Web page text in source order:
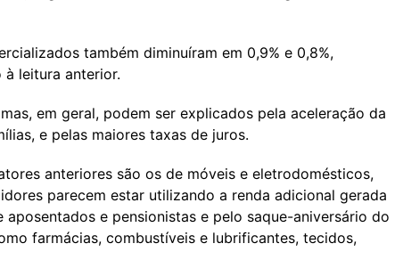
também diminuíram em 0,9% e 0,8%,
leitura anterior.
em geral, podem ser explicados pela aceleração da
e pelas maiores taxas de juros.
anteriores são os de móveis e eletrodomésticos,
parecem estar utilizando a renda adicional gerada
e pensionistas e pelo saque-aniversário do
farmácias, combustíveis e lubrificantes, tecidos,